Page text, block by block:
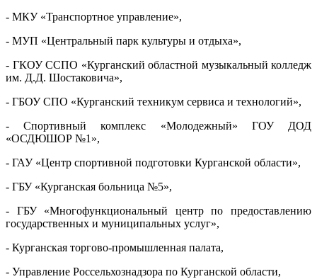
- МКУ «Транспортное управление»,
- МУП «Центральный парк культуры и отдыха»,
- ГКОУ ССПО «Курганский областной музыкальный колледж
им. Д.Д. Шостаковича»,
- ГБОУ СПО «Курганский техникум сервиса и технологий»,
- Спортивный комплекс «Молодежный» ГОУ ДОД
«ОСДЮШОР №1»,
- ГАУ «Центр спортивной подготовки Курганской области»,
- ГБУ «Курганская больница №5»,
- ГБУ «Многофункциональный центр по предоставлению
государственных и муниципальных услуг»,
- Курганская торгово-промышленная палата,
- Управление Россельхознадзора по Курганской области,